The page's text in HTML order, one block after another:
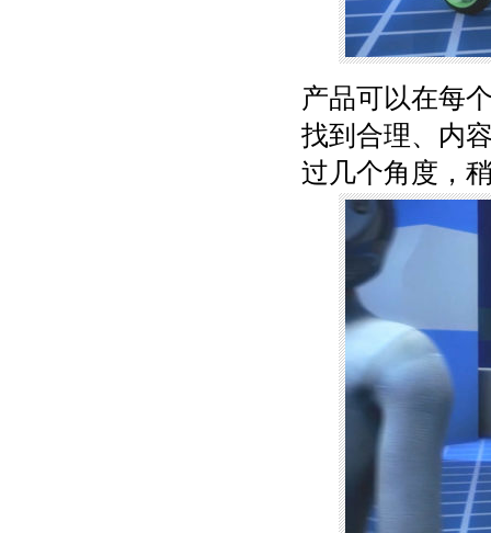
产品可以在每
找到合理、内
过几个角度，